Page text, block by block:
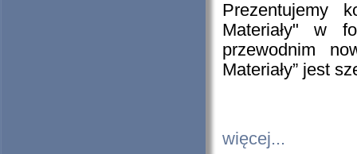
Prezentujemy
Materiały" w
przewodnim
Materiały” jest
więcej...